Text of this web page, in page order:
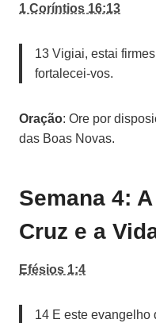
1 Coríntios 16:13
13 Vigiai, estai
fortalecei-vos.
Oração: Ore por
das Boas Novas.
Semana 4:
Cruz e a
Efésios 1:4
14 E este evangelho